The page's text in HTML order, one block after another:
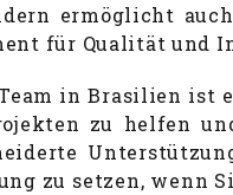
ermöglicht
für Qualität und
in Brasilien ist
zu helfen
zu setzen, wenn